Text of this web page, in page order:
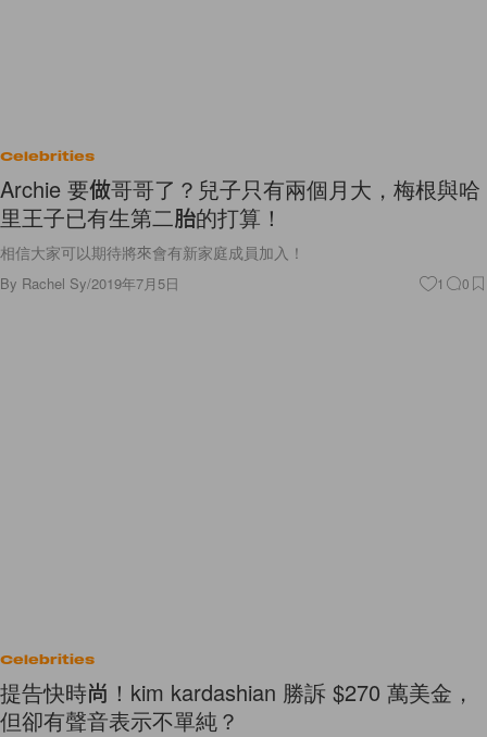
Celebrities
Archie 要做哥哥了？兒子只有兩個月大，梅根與哈
里王子已有生第二胎的打算！
相信大家可以期待將來會有新家庭成員加入！
By Rachel Sy/2019年7月5日 1 0
Celebrities
提告快時尚！kim kardashian 勝訴 $270 萬美金，
但卻有聲音表示不單純？